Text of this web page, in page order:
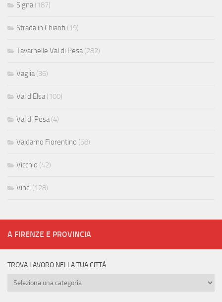
Signa(187)
Strada in Chianti (19)
Tavarnelle Val di Pesa(282)
Vaglia(36)
Val d'Elsa(100)
Val di Pesa(4)
Valdarno Fiorentino (58)
Vicchio (42)
Vinci (128)
A FIRENZE E PROVINCIA
TROVA LAVORO NELLA TUA CITTÀ
Trova